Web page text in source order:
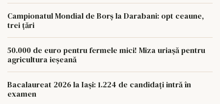
Campionatul Mondial de Borș la Darabani: opt ceaune,
trei țări
50.000 de euro pentru fermele mici! Miza uriașă pentru
agricultura ieșeană
Bacalaureat 2026 la Iași: 1.224 de candidați intră în
examen